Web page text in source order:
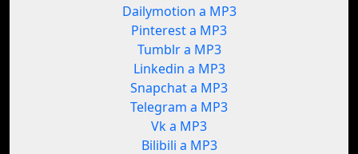
Dailymotion a MP3
Pinterest a MP3
Tumblr a MP3
Linkedin a MP3
Snapchat a MP3
Telegram a MP3
Vk a MP3
Bilibili a MP3